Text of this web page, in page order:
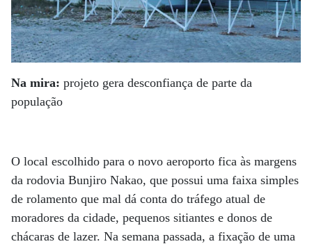
Na mira: projeto gera desconfiança de parte da
população
O local escolhido para o novo aeroporto fica às margens
da rodovia Bunjiro Nakao, que possui uma faixa simples
de rolamento que mal dá conta do tráfego atual de
moradores da cidade, pequenos sitiantes e donos de
chácaras de lazer. Na semana passada, a fixação de uma